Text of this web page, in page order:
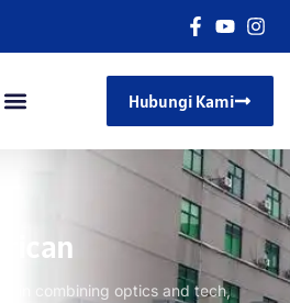
Hubungi Kami
in combining optics and tech,